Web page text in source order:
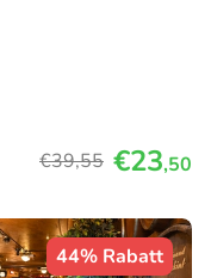
€39,55 €23,50
44% Rabatt